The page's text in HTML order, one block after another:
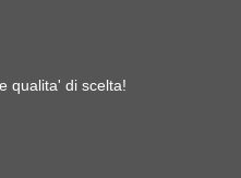
qualita' di scelta!